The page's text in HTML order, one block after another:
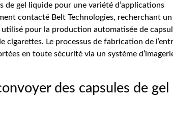
de gel liquide pour une variété d’applications
contacté Belt Technologies, recherchant
pour la production automatisée de
cigarettes. Le processus de fabrication de
en toute sécurité via un système
des capsules de gel